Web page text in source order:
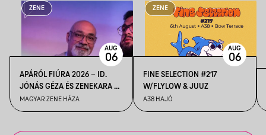
ZENE
APÁRÓL FIÚRA 2026 – ID.
JÓNÁS GÉZA ÉS ZENEKARA &
IFJ. JÓNÁS GÉZA ÉS
ZENEKARA, VENDÉG: ROBY
MAGYAR ZENE HÁZA
AUG
06
ZENE
FINE SELECTION #217
W/FLYLOW & JUUZ
A38 HAJÓ
AUG
06